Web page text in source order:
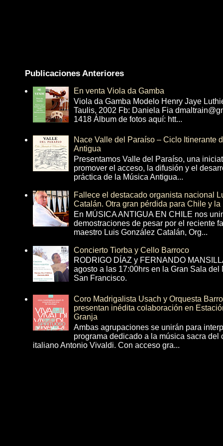
Publicaciones Anteriores
En venta Viola da Gamba
Viola da Gamba Modelo Henry Jaye
Taulis, 2002 Fb: Daniela Fia
1418 Álbum de fotos aquí: htt...
Nace Valle del Paraíso – Ciclo Itinerante
Antigua
Presentamos Valle del Paraíso, una
promover el acceso, la difusión y el
práctica de la Música Antigua...
Fallece el destacado organista nacional
Catalán. Otra gran pérdida para Chile y la
En MÚSICA ANTIGUA EN CHILE nos
demostraciones de pesar por el reciente
maestro Luis González Catalán, Org...
Concierto Tiorba y Cello Barroco
RODRIGO DÍAZ y FERNANDO
agosto a las 17:00hrs en la Gran Sala
San Francisco.
Coro Madrigalista Usach y Orquesta
presentan inédita colaboración en
Granja
Ambas agrupaciones se unirán para
programa dedicado a la música sacra del
italiano Antonio Vivaldi. Con acceso gra...